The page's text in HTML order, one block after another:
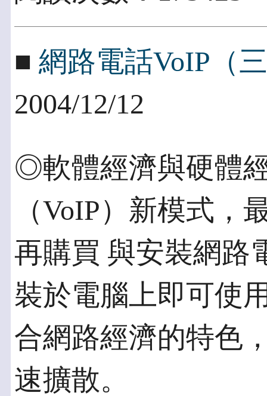
■ 網路電話VoIP（
2004/12/12
◎軟體經濟與硬體
（VoIP）新模式，
再購買 與安裝網路
裝於電腦上即可使
合網路經濟的特色
速擴散。